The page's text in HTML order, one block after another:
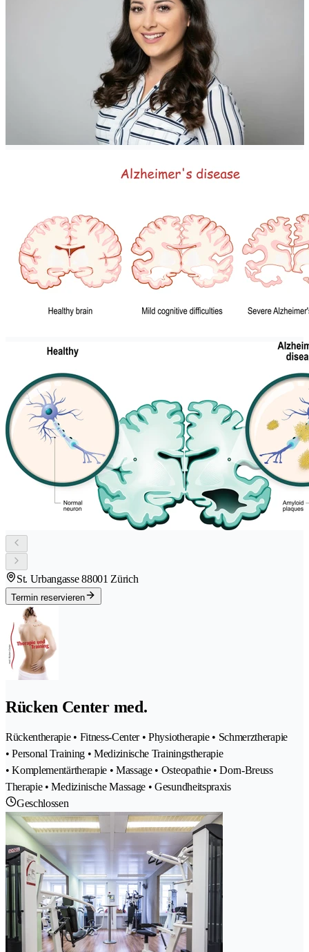
St. Urbangasse 88001 Zürich
Termin reservieren
Rücken Center med.
Rückentherapie • Fitness-Center • Physiotherapie • Schmerztherapie
• Personal Training • Medizinische Trainingstherapie
• Komplementärtherapie • Massage • Osteopathie • Dorn-Breuss
Therapie • Medizinische Massage • Gesundheitspraxis
Geschlossen